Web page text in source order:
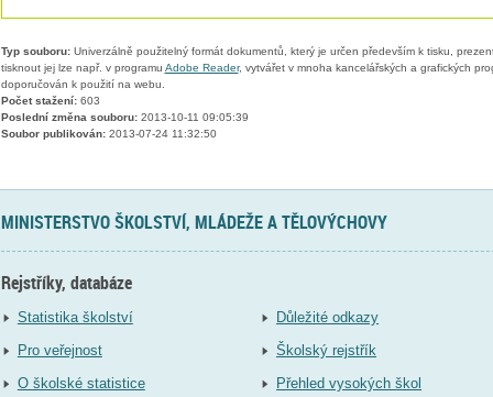
Typ souboru:Univerzálně použitelný formát dokumentů, který je určen především k tisku,
tisknout jej lze např. v programu Adobe Reader, vytvářet v mnoha kancelářských a grafických
doporučován k použití na webu.
Počet stažení:603
Poslední změna souboru:2013-10-11 09:05:39
Soubor publikován:2013-07-24 11:32:50
MINISTERSTVO ŠKOLSTVÍ, MLÁDEŽE A TĚLOVÝCHOVY
Rejstříky, databáze
Statistika školství
Pro veřejnost
O školské statistice
Důležité odkazy
Školský rejstřík
Přehled vysokých škol